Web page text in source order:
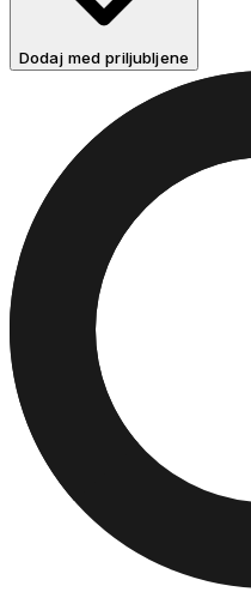
Dodaj med priljubljene